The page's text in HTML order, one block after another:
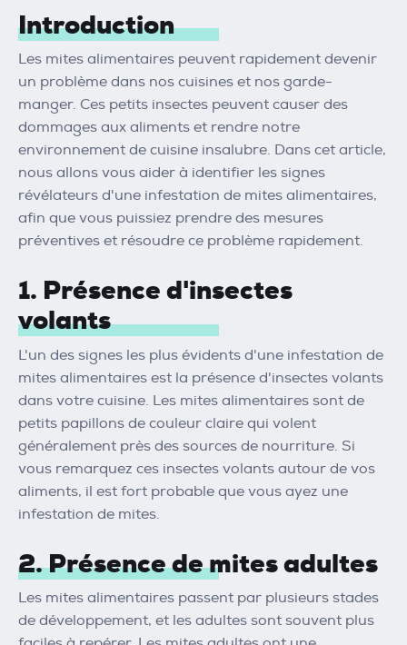
Introduction
Les mites alimentaires peuvent rapidement devenir
un problème dans nos cuisines et nos garde-
manger. Ces petits insectes peuvent causer des
dommages aux aliments et rendre notre
environnement de cuisine insalubre. Dans cet article,
nous allons vous aider à identifier les signes
révélateurs d'une infestation de mites alimentaires,
afin que vous puissiez prendre des mesures
préventives et résoudre ce problème rapidement.
1. Présence d'insectes
volants
L'un des signes les plus évidents d'une infestation de
mites alimentaires est la présence d'insectes volants
dans votre cuisine. Les mites alimentaires sont de
petits papillons de couleur claire qui volent
généralement près des sources de nourriture. Si
vous remarquez ces insectes volants autour de vos
aliments, il est fort probable que vous ayez une
infestation de mites.
2. Présence de mites adultes
Les mites alimentaires passent par plusieurs stades
de développement, et les adultes sont souvent plus